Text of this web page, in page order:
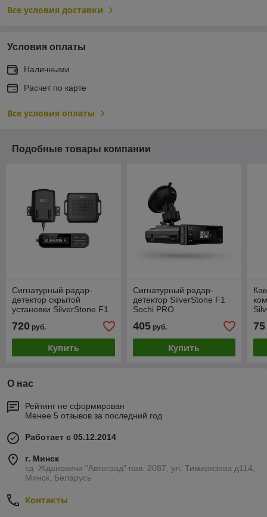
Все условия доставки
Условия оплаты
Наличными
Расчет по карте
Все условия оплаты
Подобные товары компании
Сигнатурный радар-
детектор скрытой
установки SilverStone F1
720 руб.
Купить
Сигнатурный радар-
детектор SilverStone F1
Sochi PRO
405руб.
Купить
75
О нас
Рейтинг не сформирован
Менее 5 отзывов за последний год
Работает с 05.12.2014
г. Минск
тд. Ждановичи "Автоград" пав. 2087, ул. Тимирязева д114,
Минск, Беларусь
Контакты